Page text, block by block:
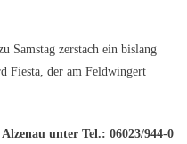
Samstag zerstach ein bislang
Fiesta, der am Feldwingert
unter Tel.: 06023/944-0